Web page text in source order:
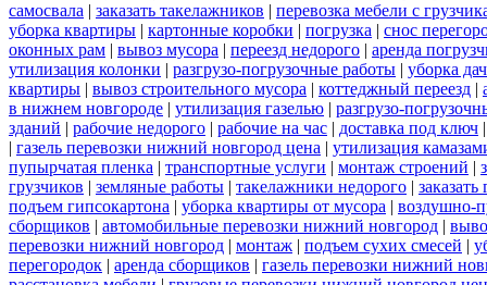
самосвала | заказать такелажников | перевозка мебели с
уборка квартиры | картонные коробки | погрузка | снос
оконных рам | вывоз мусора | переезд недорого | аренда
утилизация колонки | разгрузо-погрузочные работы | уборка
квартиры | вывоз строительного мусора | коттеджный переезд |
в нижнем новгороде | утилизация газелью | разгрузо-
зданий | рабочие недорого | рабочие на час | доставка под ключ
| газель перевозки нижний новгород цена | утилизация
пупырчатая пленка | транспортные услуги | монтаж строений |
грузчиков | земляные работы | такелажники недорого |
подъем гипсокартона | уборка квартиры от мусора | воздушно-
сборщиков | автомобильные перевозки нижний новгород |
перевозки нижний новгород | монтаж | подъем сухих смесей |
перегородок | аренда сборщиков | газель перевозки нижний